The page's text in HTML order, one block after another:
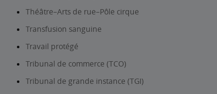
Théâtre–Arts de rue–Pôle cirque
Transfusion sanguine
Travail protégé
Tribunal de commerce (TCO)
Tribunal de grande instance (TGI)